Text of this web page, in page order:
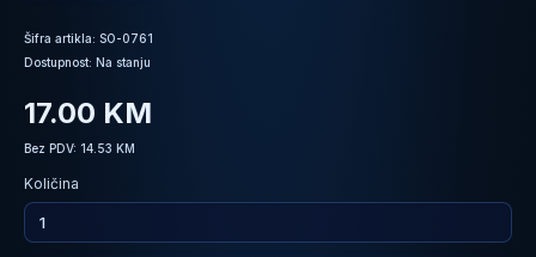
Šifra artikla: SO-0761
Dostupnost: Na stanju
17.00 KM
Bez PDV: 14.53 KM
Količina